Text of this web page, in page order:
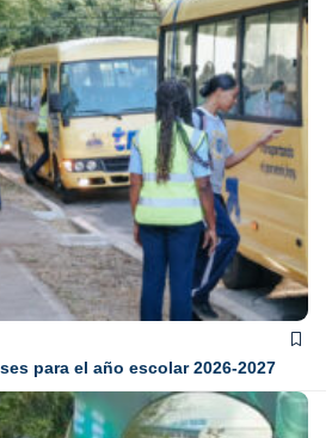
para el año escolar 2026-2027